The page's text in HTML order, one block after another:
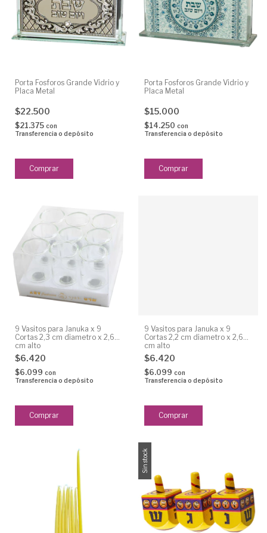
Porta Fosforos Grande Vidrio y
Placa Metal
$22.500
$21.375 con
Transferencia o depósito
Porta Fosforos Grande Vidrio y
Placa Metal
$15.000
$14.250 con
Transferencia o depósito
9 Vasitos para Januka x 9
Cortas 2,3 cm diametro x 2,6
cm alto
$6.420
$6.099 con
Transferencia o depósito
9 Vasitos para Januka x 9
Cortas 2,2 cm diametro x 2,6
cm alto
$6.420
$6.099 con
Transferencia o depósito
Sin stock